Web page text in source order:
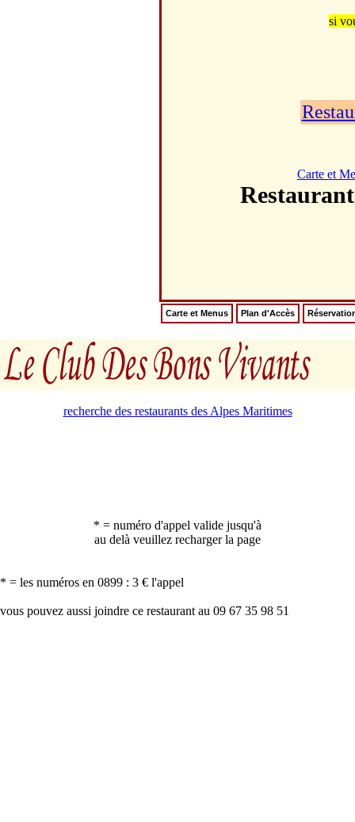
si
Carte et
Carte et Menus Plan d'Accès
recherche des restaurants des Alpes Maritimes
* = numéro d'appel valide jusqu'à
au delà veuillez recharger la page
* = les numéros en 0899 : 3 € l'appel
vous pouvez aussi joindre ce restaurant au 09 67 35 98 51